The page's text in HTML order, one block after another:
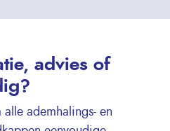
advies of
ademhalings- en